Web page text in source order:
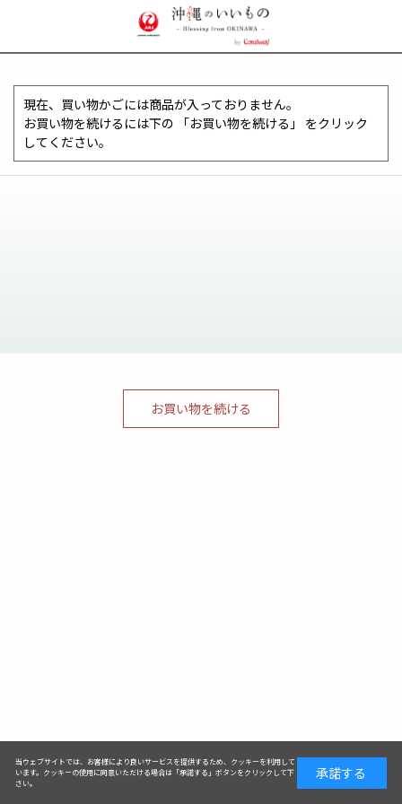
現在、買い物かごには商品が入っておりません。
お買い物を続けるには下の 「お買い物を続ける」 をクリック
してください。
お買い物を続ける
当ウェブサイトでは、お客様により良いサービスを提供するため、クッキーを利用して
います。クッキーの使用に同意いただける場合は「承諾する」ボタンをクリックして下
さい。
承諾する